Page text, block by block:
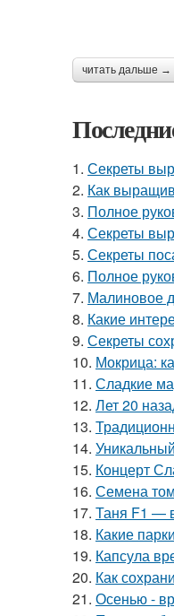
читать дальше →
1. Секреты
2. Как
3. Полное
4. Секреты
5. Секреты
6. Полное
7. Малиновое
8. Какие
9. Секреты
10. Мокрица:
11. Сладкие
12. Лет 20
13.
14.
15. Концерт
16. Семена
17. Таня F1 —
18. Какие
19. Капсула
20. Как
21. Осенью -